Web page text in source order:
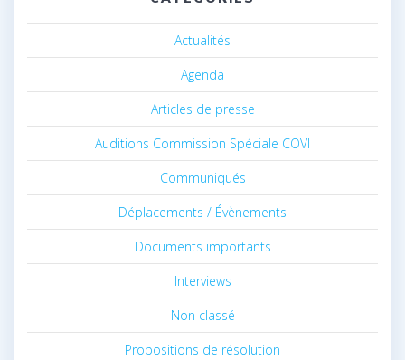
Actualités
Agenda
Articles de presse
Auditions Commission Spéciale COVI
Communiqués
Déplacements / Évènements
Documents importants
Interviews
Non classé
Propositions de résolution